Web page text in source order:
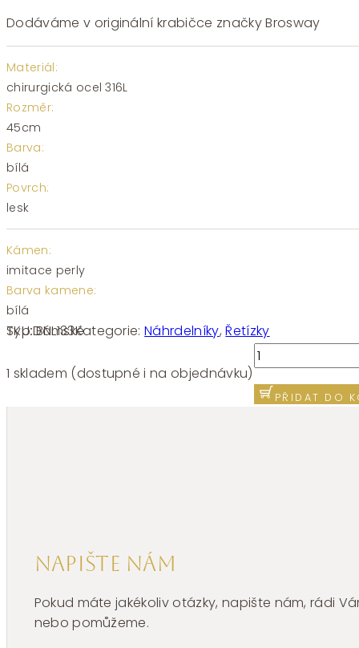
Dodáváme v originální krabičce značky Brosway
Materiál:
chirurgická ocel 316L
Rozměr:
45cm
Barva:
bílá
Povrch:
lesk
Kámen:
imitace perly
Barva kamene:
bílá
SKU:BNL133Kategorie:Náhrdelníky,Řetízky
Typ:Dámské
1 skladem (dostupné i na objednávku)
Náhrdelník
Brosway
ESSENTIAL
BNL133
PŘIDAT DO
Napište nám
Pokud máte jakékoliv otázky, napište nám, rádi
nebo pomůžeme.